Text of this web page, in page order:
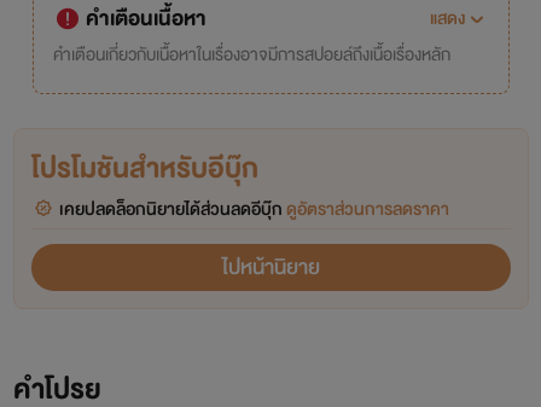
นางเอกเก่ง
เอาชีวิตรอด
ความรัก
เวทมนตร์
ผู้นำพิธีกรรม หมอผี
คำเตือนเนื้อหา
แสดง
คำเตือนเกี่ยวกับเนื้อหาในเรื่องอาจมีการสปอยล์ถึงเนื้อเรื่องหลัก
โปรโมชันสำหรับอีบุ๊ก
เคยปลดล็อกนิยายได้ส่วนลดอีบุ๊ก ดูอัตราส่วนการลดราคา
ไปหน้านิยาย
คำโปรย